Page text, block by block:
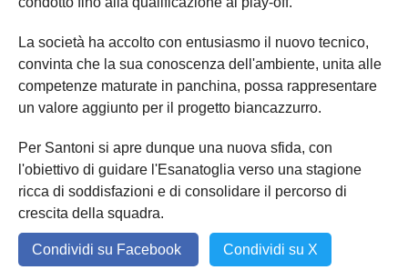
La società ha accolto con entusiasmo il nuovo tecnico,
convinta che la sua conoscenza dell'ambiente, unita alle
competenze maturate in panchina, possa rappresentare
un valore aggiunto per il progetto biancazzurro.
Per Santoni si apre dunque una nuova sfida, con
l'obiettivo di guidare l'Esanatoglia verso una stagione
ricca di soddisfazioni e di consolidare il percorso di
crescita della squadra.
Condividi su Facebook Condividi su X